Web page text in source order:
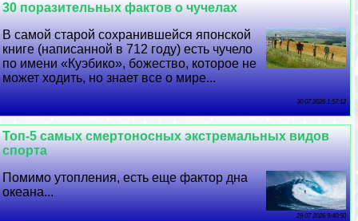
30 поразительных фактов о чучелах
В самой старой сохранившейся японской
книге (написанной в 712 году) есть чучело
по имени «Куэбико», божество, которое не
может ходить, но знает все о мире...
30 07 2026 1:57:12
Топ-5 самых cмepтоносных экстремальных видов
спорта
Помимо утопления, есть еще фактор дна
океана...
29 07 2026 9:40:50